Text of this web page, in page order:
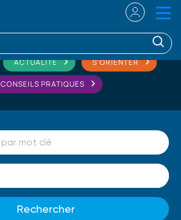
ACTUALITÉ S'ORIENTER
CONSEILS PRATIQUES